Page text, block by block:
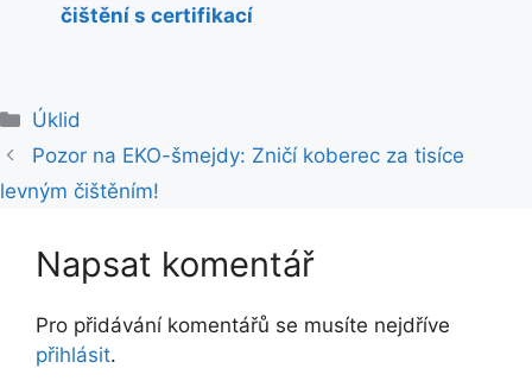
čištění s certifikací
Rubriky
Úklid
Pozor na EKO-šmejdy: Zničí koberec za tisíce
levným čištěním!
Napsat komentář
Pro přidávání komentářů se musíte nejdříve
přihlásit.